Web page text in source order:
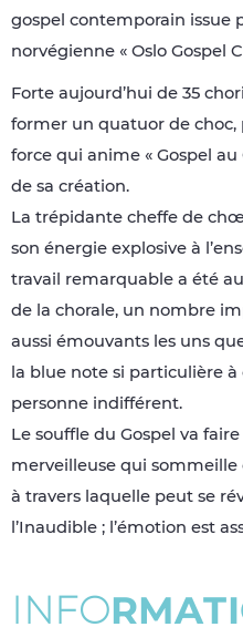
gospel contemporain issue
norvégienne « Oslo Gospel
Forte aujourd’hui de 35
former un quatuor de choc,
force qui anime « Gospel
de sa création.
La trépidante cheffe de
son énergie explosive à
travail remarquable a été
de la chorale, un nombre
aussi émouvants les uns
la blue note si particulière
personne indifférent.
Le souffle du Gospel va
merveilleuse qui sommeille
à travers laquelle peut se
l’Inaudible ; l’émotion est
INFORMATI